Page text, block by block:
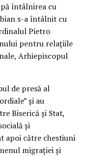
întâlnirea cu
s-a întâlnit cu
Pietro
pentru relațiile
Arhiepiscopul
de presă al
și au
Biserică și Stat,
și
apoi către chestiuni
migrației și